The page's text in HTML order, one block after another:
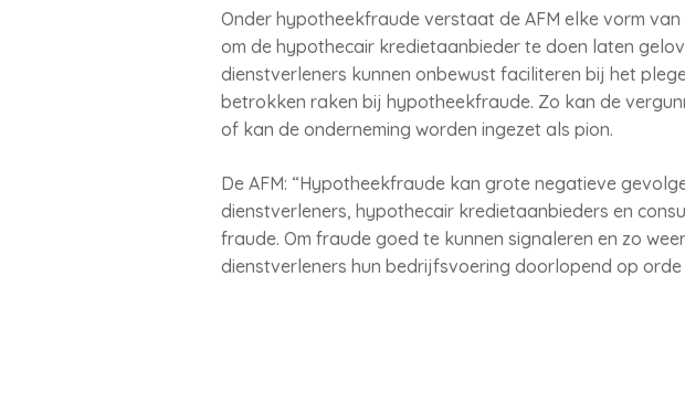
Onder hypotheekfraude verstaat de AFM elke vorm
om de hypothecair kredietaanbieder te doen laten
dienstverleners kunnen onbewust faciliteren bij het
betrokken raken bij hypotheekfraude. Zo kan de
of kan de onderneming worden ingezet als pion.
De AFM: “Hypotheekfraude kan grote negatieve
dienstverleners, hypothecair kredietaanbieders en
fraude. Om fraude goed te kunnen signaleren en zo
dienstverleners hun bedrijfsvoering doorlopend op orde